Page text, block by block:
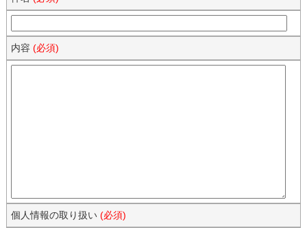
内容 (必須)
個人情報の取り扱い (必須)